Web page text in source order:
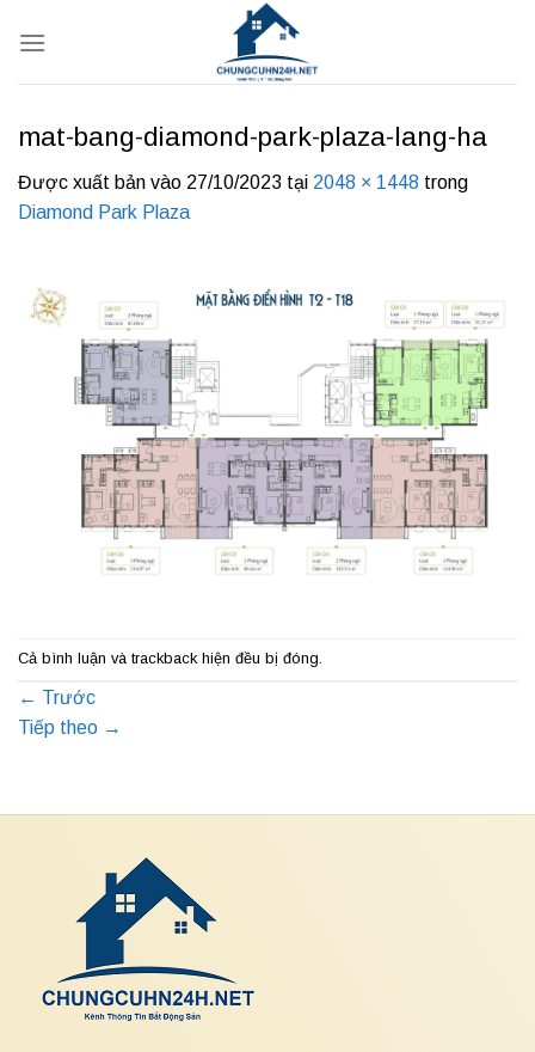
qua
mat-bang-diamond-park-plaza-lang-ha
Được xuất bản vào 27/10/2023 tại 2048 × 1448 trong
Diamond Park Plaza
Cả bình luận và trackback hiện đều bị đóng.
← Trước
Tiếp theo →